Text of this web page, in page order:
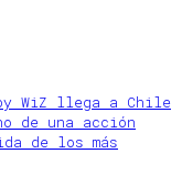
WiZ llega a Chile
de una acción
de los más